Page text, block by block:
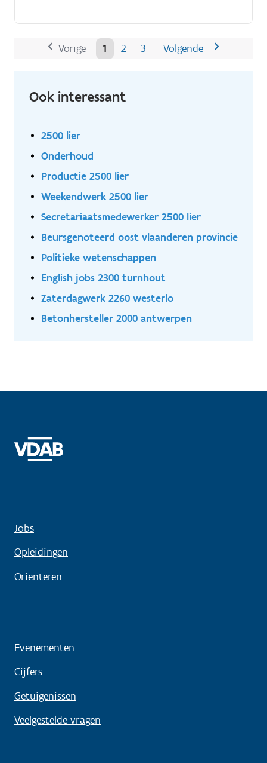
Vorige 1 2 3 Volgende
Ook interessant
2500 lier
Onderhoud
Productie 2500 lier
Weekendwerk 2500 lier
Secretariaatsmedewerker 2500 lier
Beursgenoteerd oost vlaanderen provincie
Politieke wetenschappen
English jobs 2300 turnhout
Zaterdagwerk 2260 westerlo
Betonhersteller 2000 antwerpen
Jobs
Opleidingen
Oriënteren
Evenementen
Cijfers
Getuigenissen
Veelgestelde vragen